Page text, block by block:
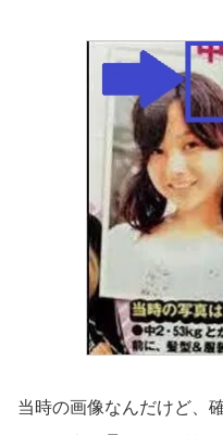
当時の画像なんだけど、